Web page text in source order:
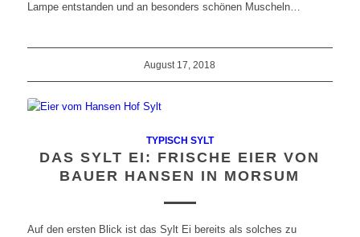
Lampe entstanden und an besonders schönen Muscheln…
August 17, 2018
TYPISCH SYLT
DAS SYLT EI: FRISCHE EIER VON
BAUER HANSEN IN MORSUM
Auf den ersten Blick ist das Sylt Ei bereits als solches zu